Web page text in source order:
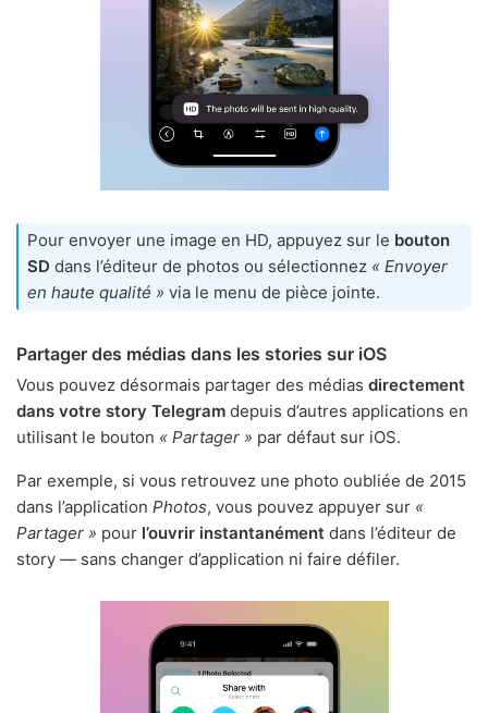
Pour envoyer une image en HD, appuyez sur le bouton
SD dans l’éditeur de photos ou sélectionnez « Envoyer
en haute qualité » via le menu de pièce jointe.
Partager des médias dans les stories sur iOS
Vous pouvez désormais partager des médias directement
dans votre story Telegram depuis d’autres applications en
utilisant le bouton « Partager » par défaut sur iOS.
Par exemple, si vous retrouvez une photo oubliée de 2015
dans l’application Photos, vous pouvez appuyer sur «
Partager » pour l’ouvrir instantanément dans l’éditeur de
story — sans changer d’application ni faire défiler.